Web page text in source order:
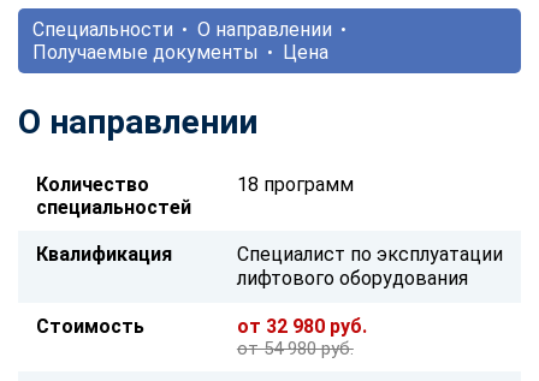
Специальности
О направлении
Получаемые документы
Цена
О направлении
Количество
специальностей
18 программ
Квалификация
Специалист по эксплуатации
лифтового оборудования
Стоимость от 32 980 руб.
от 54 980 руб.